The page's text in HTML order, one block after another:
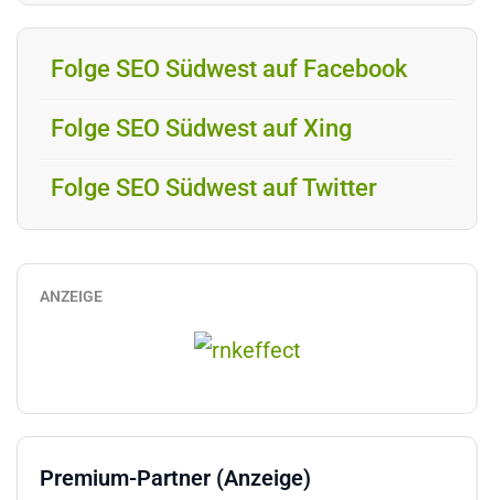
Folge SEO Südwest auf Facebook
Folge SEO Südwest auf Xing
Folge SEO Südwest auf Twitter
ANZEIGE
Premium-Partner (Anzeige)